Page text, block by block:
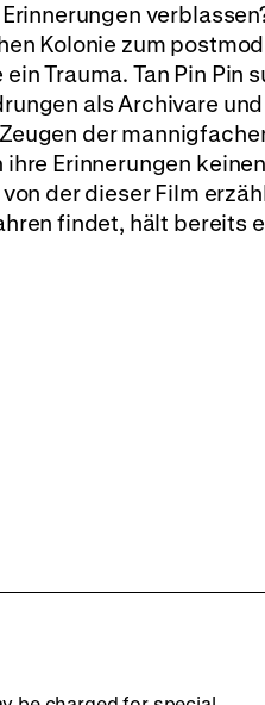
Kolonie zum
ein Trauma. Tan Pin
als Archivare
der
ihre Erinnerungen
von der dieser Film
findet, hält bereits